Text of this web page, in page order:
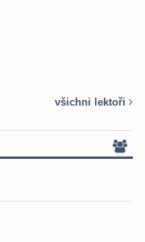
všichni lektoři